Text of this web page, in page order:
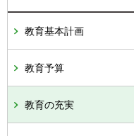
教育基本計画
教育予算
教育の充実